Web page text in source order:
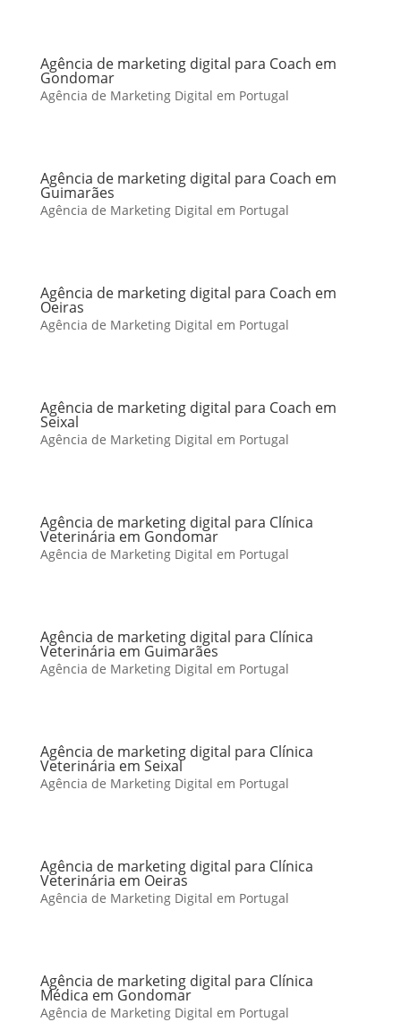
Agência de marketing digital para Coach em
Gondomar
Agência de Marketing Digital em Portugal
Agência de marketing digital para Coach em
Guimarães
Agência de Marketing Digital em Portugal
Agência de marketing digital para Coach em
Oeiras
Agência de Marketing Digital em Portugal
Agência de marketing digital para Coach em
Seixal
Agência de Marketing Digital em Portugal
Agência de marketing digital para Clínica
Veterinária em Gondomar
Agência de Marketing Digital em Portugal
Agência de marketing digital para Clínica
Veterinária em Guimarães
Agência de Marketing Digital em Portugal
Agência de marketing digital para Clínica
Veterinária em Seixal
Agência de Marketing Digital em Portugal
Agência de marketing digital para Clínica
Veterinária em Oeiras
Agência de Marketing Digital em Portugal
Agência de marketing digital para Clínica
Médica em Gondomar
Agência de Marketing Digital em Portugal